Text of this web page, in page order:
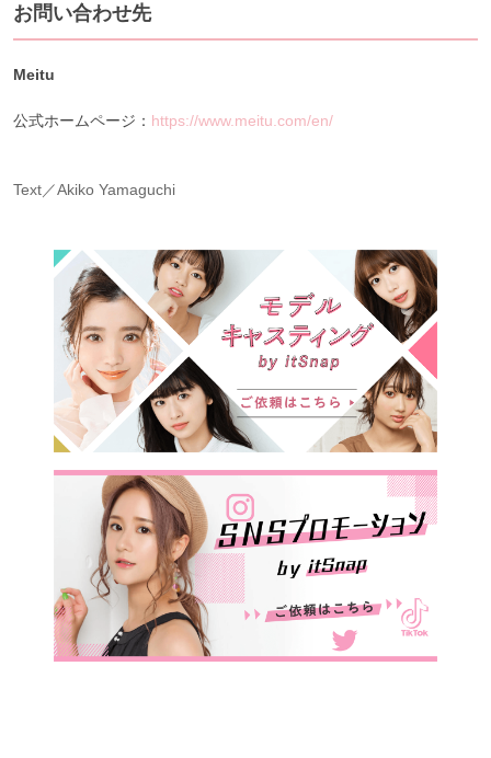
お問い合わせ先
Meitu
公式ホームページ： https://www.meitu.com/en/
Text／Akiko Yamaguchi